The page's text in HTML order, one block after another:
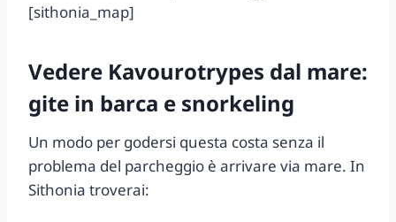
[sithonia_map]
Vedere Kavourotrypes dal mare:
gite in barca e snorkeling
Un modo per godersi questa costa senza il
problema del parcheggio è arrivare via mare. In
Sithonia troverai: